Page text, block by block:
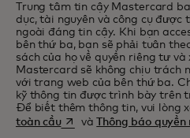
Trung tâm tin cậy Mastercard
dục, tài nguyên và công cụ được
ngoài đáng tin cậy. Khi bạn
bên thứ ba, bạn sẽ phải tuân
sách của họ về quyền riêng tư và
Mastercard sẽ không chịu trách
với trang web của bên thứ ba.
kỹ thông tin được trình bày trên
Để biết thêm thông tin, vui lòng
toàn cầuopens in a new tab
vàThông báo